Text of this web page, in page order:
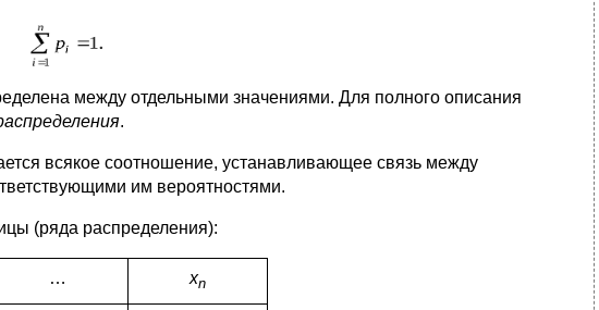
между отдельными значениями. Для полного описания
.
всякое соотношение, устанавливающее связь между
им вероятностями.
(ряда распределения):
… xn